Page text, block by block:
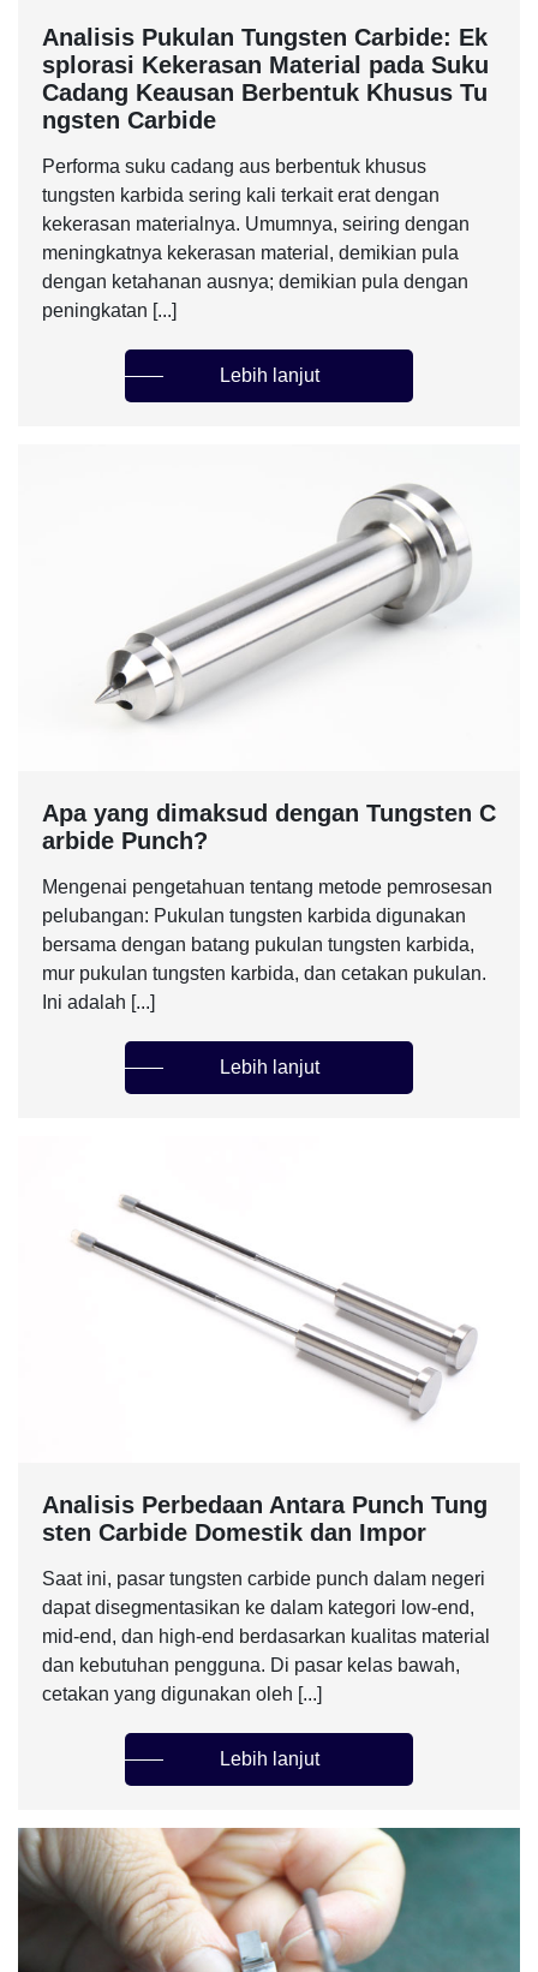
Analisis Pukulan Tungsten Carbide: Ek
splorasi Kekerasan Material pada Suku
Cadang Keausan Berbentuk Khusus Tu
ngsten Carbide
Performa suku cadang aus berbentuk khusus
tungsten karbida sering kali terkait erat dengan
kekerasan materialnya. Umumnya, seiring dengan
meningkatnya kekerasan material, demikian pula
dengan ketahanan ausnya; demikian pula dengan
peningkatan [...]
Lebih lanjut
Apa yang dimaksud dengan Tungsten C
arbide Punch?
Mengenai pengetahuan tentang metode pemrosesan
pelubangan: Pukulan tungsten karbida digunakan
bersama dengan batang pukulan tungsten karbida,
mur pukulan tungsten karbida, dan cetakan pukulan.
Ini adalah [...]
Lebih lanjut
Analisis Perbedaan Antara Punch Tung
sten Carbide Domestik dan Impor
Saat ini, pasar tungsten carbide punch dalam negeri
dapat disegmentasikan ke dalam kategori low-end,
mid-end, dan high-end berdasarkan kualitas material
dan kebutuhan pengguna. Di pasar kelas bawah,
cetakan yang digunakan oleh [...]
Lebih lanjut